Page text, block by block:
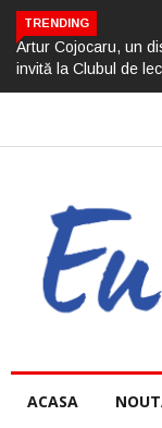
TRENDING
Artur Cojocaru, un
invită la Clubul de
ACASA